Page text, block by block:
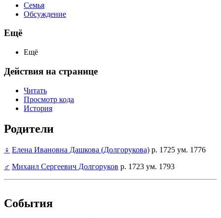
Семья
Обсуждение
Ещё
Ещё
Действия на странице
Читать
Просмотр кода
История
Родители
♀ Елена Ивановна Дашкова (Долгорукова) р. 1725 ум. 1776
♂ Михаил Сергеевич Долгоруков р. 1723 ум. 1793
События